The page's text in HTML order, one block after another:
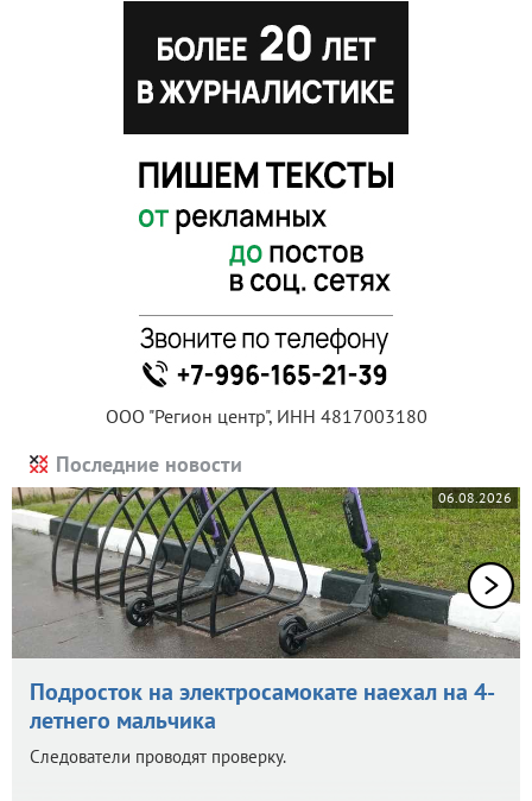
ООО "Регион центр", ИНН 4817003180
Последние новости
06.08.2026
Подросток на электросамокате наехал на 4-
летнего мальчика
Следователи проводят проверку.